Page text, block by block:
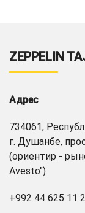
ZEPPELIN
Адрес
734061,
г. Душанбе,
(ориентир -
Avesto")
+992 44 625 11